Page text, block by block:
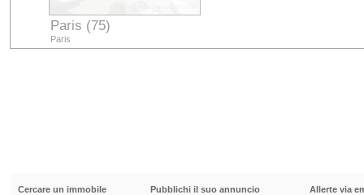
Paris (75)
Paris
Cercare un immobile
Pubblichi il suo annuncio
Allerte via